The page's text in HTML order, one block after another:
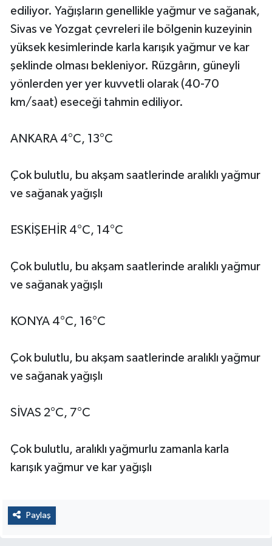
ediliyor. Yağışların genellikle yağmur ve sağanak,
Sivas ve Yozgat çevreleri ile bölgenin kuzeyinin
yüksek kesimlerinde karla karışık yağmur ve kar
şeklinde olması bekleniyor. Rüzgârın, güneyli
yönlerden yer yer kuvvetli olarak (40-70
km/saat) eseceği tahmin ediliyor.
ANKARA 4°C, 13°C
Çok bulutlu, bu akşam saatlerinde aralıklı yağmur
ve sağanak yağışlı
ESKİŞEHİR 4°C, 14°C
Çok bulutlu, bu akşam saatlerinde aralıklı yağmur
ve sağanak yağışlı
KONYA 4°C, 16°C
Çok bulutlu, bu akşam saatlerinde aralıklı yağmur
ve sağanak yağışlı
SİVAS 2°C, 7°C
Çok bulutlu, aralıklı yağmurlu zamanla karla
karışık yağmur ve kar yağışlı
Paylaş